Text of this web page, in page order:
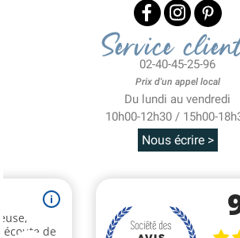
Service
02-40-45-25-96
Prix d'un appel local
Du lundi au vendredi
10h00-12h30 / 15h00-
Nous écrire >